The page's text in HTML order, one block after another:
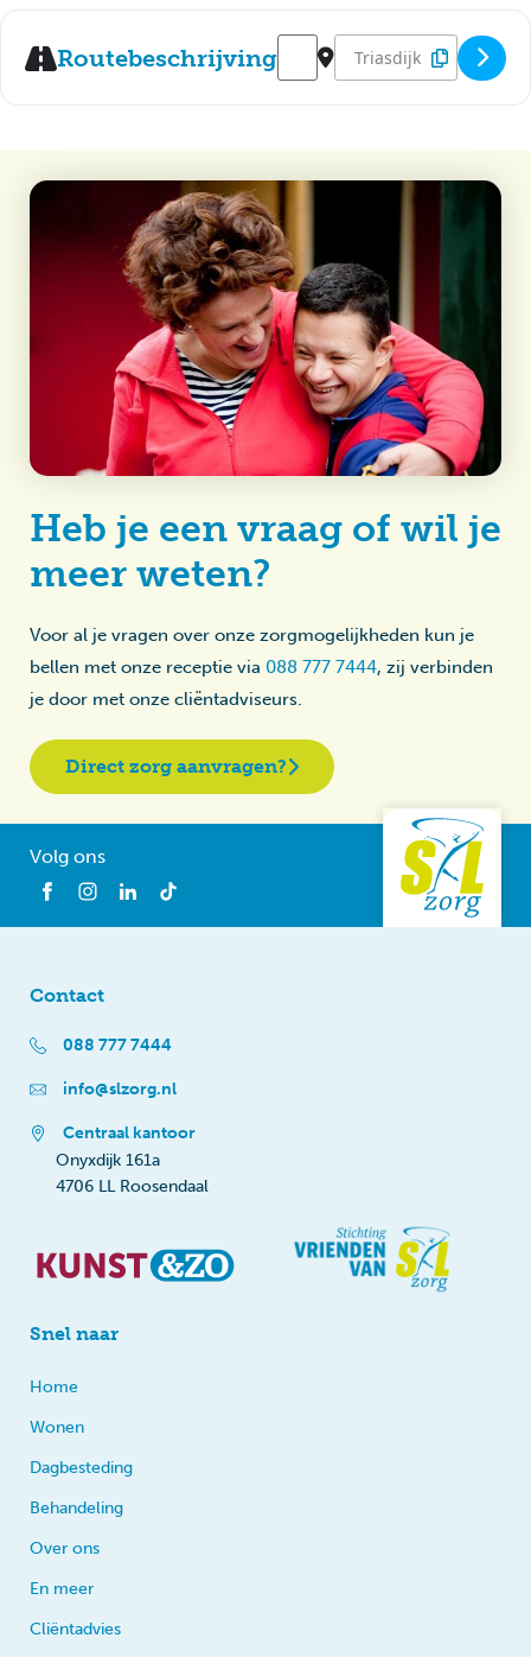
Routebeschrijving
Address - Openingsfeest
Destination Address -
Heb je een vraag of wil je
meer weten?
Voor al je vragen over onze zorgmogelijkheden kun je
bellen met onze receptie via 088 777 7444, zij verbinden
je door met onze cliëntadviseurs.
Direct zorg aanvragen?
Volg ons
Contact
088 777 7444
info@slzorg.nl
Centraal kantoor
Onyxdijk 161a
4706 LL Roosendaal
Snel naar
Home
Wonen
Dagbesteding
Behandeling
Over ons
En meer
Cliëntadvies